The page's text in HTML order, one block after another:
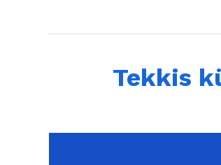
Tekkis